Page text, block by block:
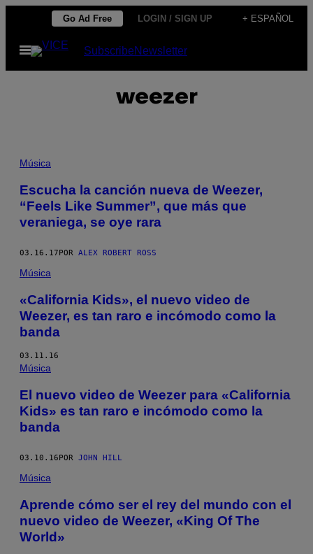
contenido
Go Ad Free LOGIN / SIGN UP + ESPAÑOL
Abrir
Menú
SubscribeNewsletter
weezer
Música
Escucha la canción nueva de Weezer,
“Feels Like Summer”, que más que
veraniega, se oye rara
03.16.17 POR ALEX ROBERT ROSS
Música
«California Kids», el nuevo video de
Weezer, es tan raro e incómodo como la
banda
03.11.16
Música
El nuevo video de Weezer para «California
Kids» es tan raro e incómodo como la
banda
03.10.16 POR JOHN HILL
Música
Aprende cómo ser el rey del mundo con el
nuevo video de Weezer, «King Of The
World»